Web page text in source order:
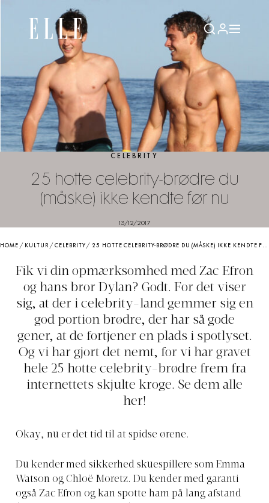
CELEBRITY
25 hotte celebrity-brødre du
(måske) ikke kendte før nu
13/12/2017
HOME / KULTUR /CELEBRITY / 25 HOTTE CELEBRITY-BRØDRE DU (MÅSKE) IKKE KENDTE FØR NU
Fik vi din opmærksomhed med Zac Efron
og hans bror Dylan? Godt. For det viser
sig, at der i celebrity-land gemmer sig en
god portion brødre, der har så gode
gener, at de fortjener en plads i spotlyset.
Og vi har gjort det nemt, for vi har gravet
hele 25 hotte celebrity-brødre frem fra
internettets skjulte kroge. Se dem alle
her!
Okay, nu er det tid til at spidse ørene.
Du kender med sikkerhed skuespillere som Emma
Watson og Chloë Moretz. Du kender med garanti
også Zac Efron og kan spotte ham på lang afstand